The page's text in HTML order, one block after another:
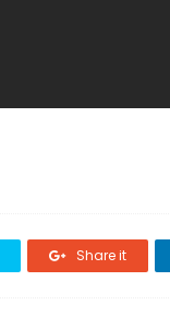
Share it